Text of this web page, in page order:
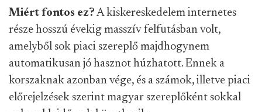
Miért fontos ez? A kiskereskedelem internetes
része hosszú évekig masszív felfutásban volt,
amelyből sok piaci szereplő majdhogynem
automatikusan jó hasznot húzhatott. Ennek a
korszaknak azonban vége, és a számok, illetve piaci
előrejelzések szerint magyar szereplőként sokkal